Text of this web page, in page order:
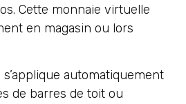
Cette monnaie virtuelle
en magasin ou lors
automatiquement
de barres de toit ou